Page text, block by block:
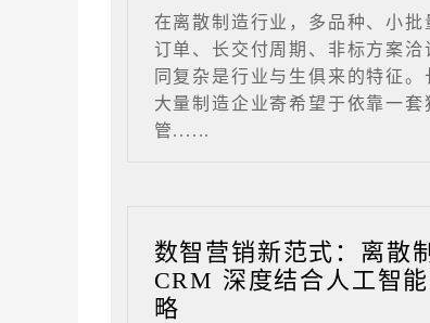
在离散制造行业，多品种、小批
订单、长交付周期、非标方案洽
同复杂是行业与生俱来的特征。
大量制造企业寄希望于依靠一套
管......
数智营销新范式：离散
CRM 深度结合人工智
略